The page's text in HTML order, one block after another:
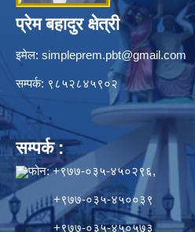
प्रेम बहादुर क्षेत्री
इमेल: simpleprem.pbt@gmail.com
सम्पर्क: ९८५२८४५९०२
सम्पर्क :
फोन: +९७७-०३५-४५०२९६,
+९७७-०३५-४५००३९
+९७७-०३५-४५०५७३